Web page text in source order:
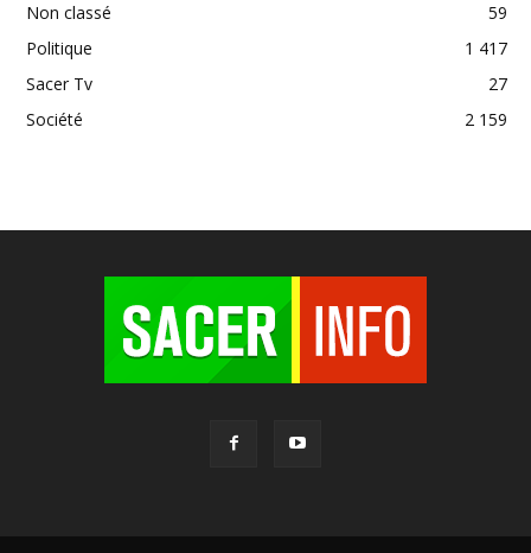
Non classé
59
Politique
1 417
Sacer Tv
27
Société
2 159